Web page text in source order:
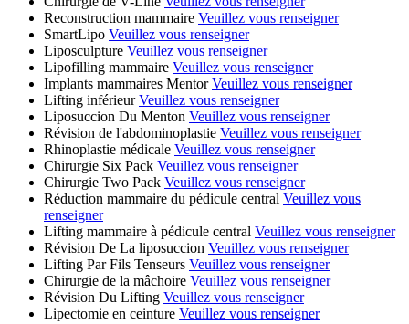
Reconstruction mammaire Veuillez vous renseigner
SmartLipo Veuillez vous renseigner
Liposculpture Veuillez vous renseigner
Lipofilling mammaire Veuillez vous renseigner
Implants mammaires Mentor Veuillez vous renseigner
Lifting inférieur Veuillez vous renseigner
Liposuccion Du Menton Veuillez vous renseigner
Révision de l'abdominoplastie Veuillez vous renseigner
Rhinoplastie médicale Veuillez vous renseigner
Chirurgie Six Pack Veuillez vous renseigner
Chirurgie Two Pack Veuillez vous renseigner
Réduction mammaire du pédicule central Veuillez vous
renseigner
Lifting mammaire à pédicule central Veuillez vous renseigner
Révision De La liposuccion Veuillez vous renseigner
Lifting Par Fils Tenseurs Veuillez vous renseigner
Chirurgie de la mâchoire Veuillez vous renseigner
Révision Du Lifting Veuillez vous renseigner
Lipectomie en ceinture Veuillez vous renseigner